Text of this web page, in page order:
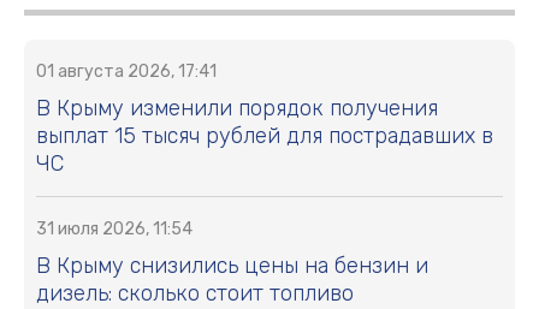
01 августа 2026, 17:41
В Крыму изменили порядок получения
выплат 15 тысяч рублей для пострадавших в
ЧС
31 июля 2026, 11:54
В Крыму снизились цены на бензин и
дизель: сколько стоит топливо